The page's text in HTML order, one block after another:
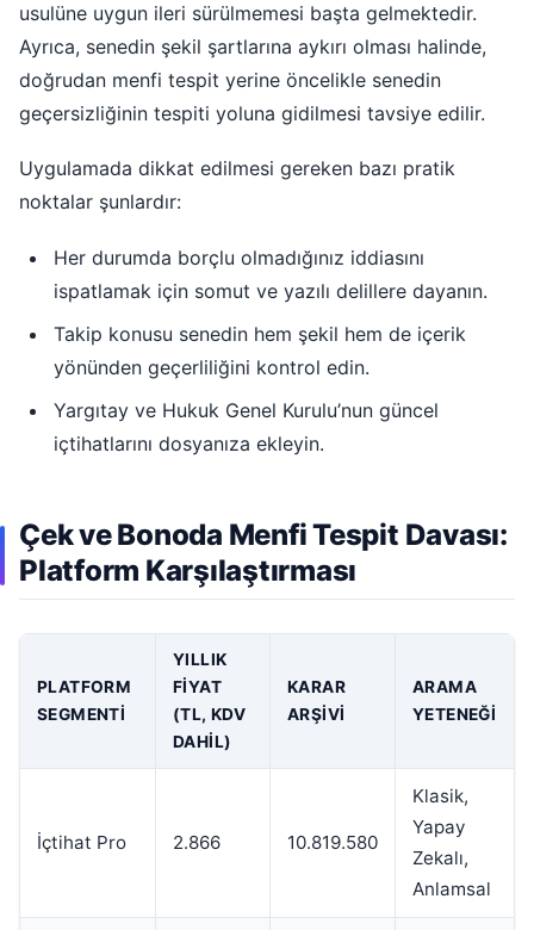
usulüne uygun ileri sürülmemesi başta gelmektedir.
Ayrıca, senedin şekil şartlarına aykırı olması halinde,
doğrudan menfi tespit yerine öncelikle senedin
geçersizliğinin tespiti yoluna gidilmesi tavsiye edilir.
Uygulamada dikkat edilmesi gereken bazı pratik
noktalar şunlardır:
Her durumda borçlu olmadığınız iddiasını
ispatlamak için somut ve yazılı delillere dayanın.
Takip konusu senedin hem şekil hem de içerik
yönünden geçerliliğini kontrol edin.
Yargıtay ve Hukuk Genel Kurulu’nun güncel
içtihatlarını dosyanıza ekleyin.
Çek ve Bonoda Menfi Tespit Davası:
Platform Karşılaştırması
PLATFORM
SEGMENTI
YILLIK
FIYAT
(TL, KDV
DAHIL)
KARAR
ARŞIVI
ARAMA
YETENEĞI
İçtihat Pro 2.866 10.819.580
Klasik,
Yapay
Zekalı,
Anlamsal